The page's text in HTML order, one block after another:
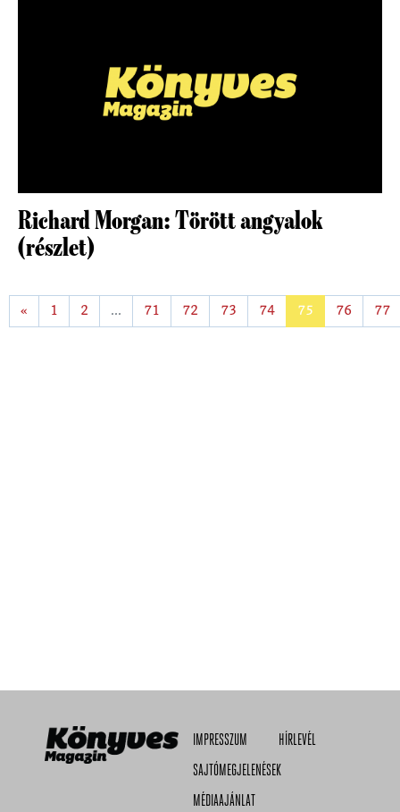
Richard Morgan: Törött angyalok
(részlet)
« 1 2 ... 71 72 73 74 75 76 77
IMPRESSZUM
HÍRLEVÉL
SAJTÓMEGJELENÉSEK
MÉDIAAJÁNLAT